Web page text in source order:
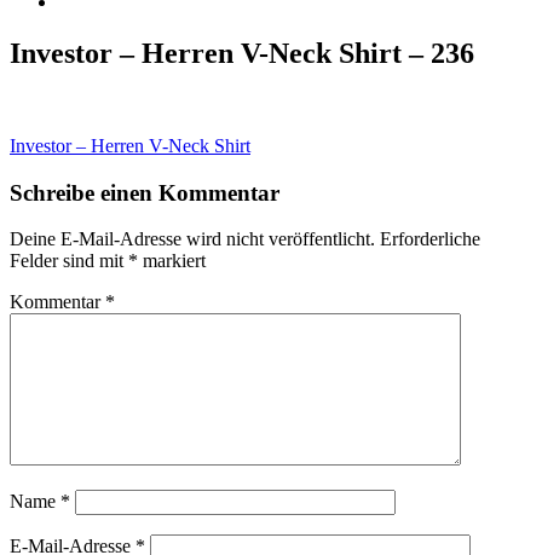
Investor – Herren V-Neck Shirt – 236
Beitragsnavigation
Investor – Herren V-Neck Shirt
Schreibe einen Kommentar
Deine E-Mail-Adresse wird nicht veröffentlicht. Erforderliche
Felder sind mit * markiert
Kommentar *
Name *
E-Mail-Adresse *